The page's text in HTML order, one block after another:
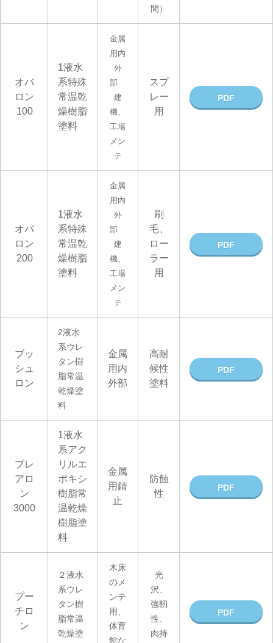
間）
オバ
ロン
100
1液水
系特殊
常温乾
燥樹脂
塗料
金属
用内
外
部
建
機、
工場
メン
テ
スプ
レー
用
PDF
オバ
ロン
200
1液水
系特殊
常温乾
燥樹脂
塗料
金属
用内
外
部
建
機、
工場
メン
テ
刷
毛、
ロー
ラー
用
PDF
ブッ
シュ
ロン
2液水
系ウレ
タン樹
脂常温
乾燥塗
料
金属
用内
外部
高耐
候性
塗料
PDF
ブレ
アロ
ン
3000
1液水
系アク
リルエ
ポキシ
樹脂常
温乾燥
樹脂塗
料
金属
用錆
止
防蝕
性
PDF
プー
チロ
ン
２液水
系ウレ
タン樹
脂常温
乾燥塗
木床
のメ
ンテ
用、
体育
館な
光
沢、
強靭
性、
肉持
PDF